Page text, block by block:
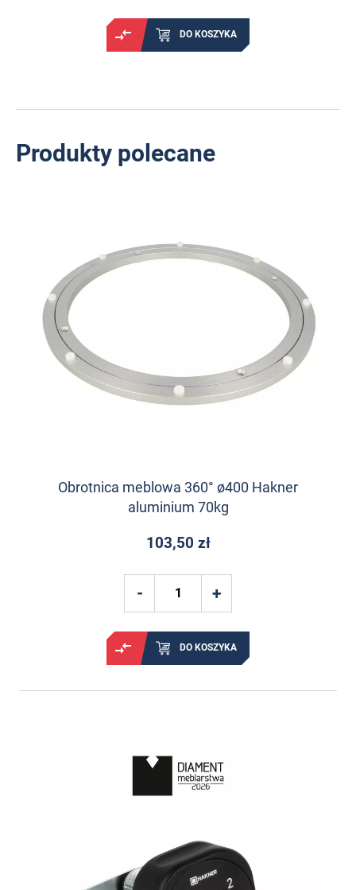
DO KOSZYKA
Produkty polecane
Obrotnica meblowa 360° ø400 Hakner
aluminium 70kg
103,50 zł
DO KOSZYKA